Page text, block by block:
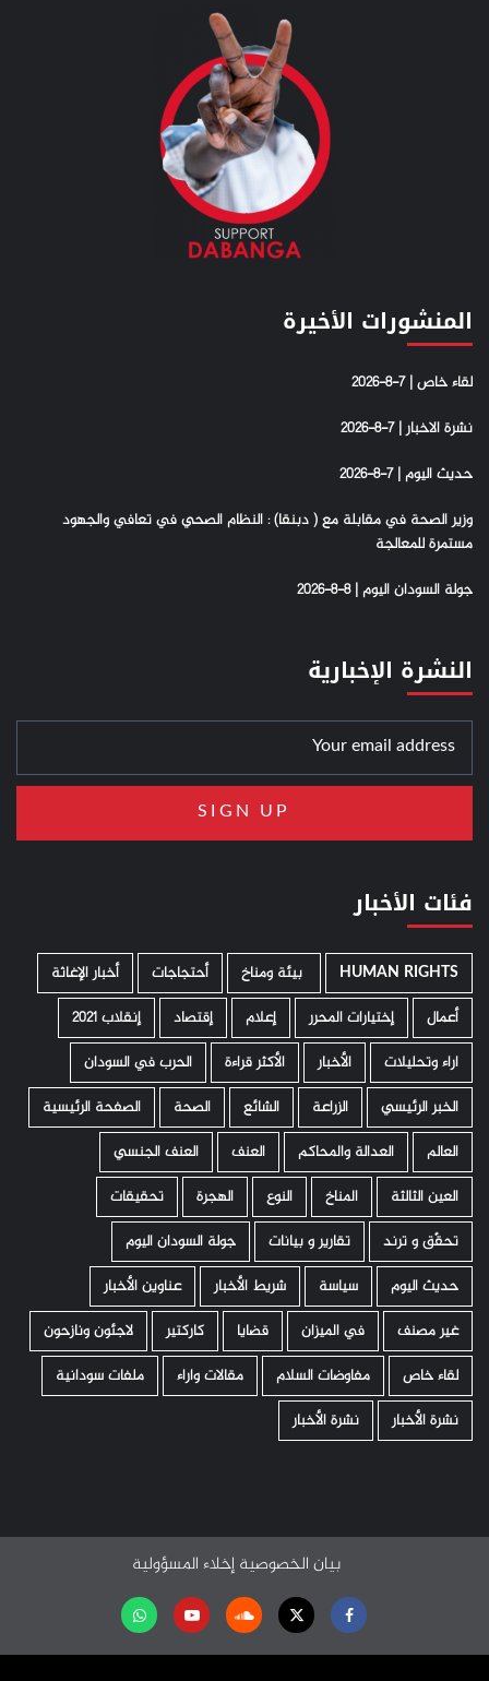
المنشورات الأخيرة
لقاء خاص | 7-8-2026
نشرة الاخبار | 7-8-2026
حديث اليوم | 7-8-2026
وزير الصحة في مقابلة مع ( دبنقا) : النظام الصحي في تعافي والجهود
مستمرة للمعالجة
جولة السودان اليوم | 8-8-2026
النشرة الإخبارية
فئات الأخبار
HUMAN RIGHTS ­ بيئة ومناخ أحتجاجات
أخبار الإغاثة
أعمال
إختيارات المحرر إعلام إقتصاد
إنقلاب 2021
اراء وتحليلات
الأخبار الأكثر قراءة
الحرب في السودان
الخبر الرئيسي
الزراعة الشائع الصحة
الصفحة الرئيسية
العالم
العدالة والمحاكم العنف
العنف الجنسي
العين الثالثة
المناخ النوع الهجرة
تحقيقات
تحقّق و ترند
تقارير و بيانات
جولة السودان اليوم
حديث اليوم
سياسة شريط الأخبار
عناوين الأخبار
غير مصنف
في الميزان قضايا كاركتير
لاجئون ونازحون
لقاء خاص
مفاوضات السلام مقالات واراء
ملفات سودانية
نشرة الأخبار
نشرة الأخبار
بيان الخصوصية إخلاء المسؤولية
Facebook
Twitter
Soundcloud
Youtubeتابعنا